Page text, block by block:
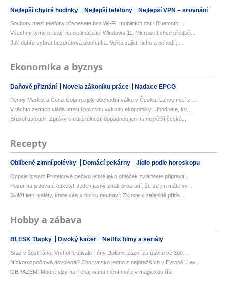
Nejlepší chytré hodinky Nejlepší telefony Nejlepší VPN – srovnání
Soubory mezi telefony přenesete bez Wi-Fi, mobilních dat i Bluetooth. ...
Všechny týmy pracují na optimalizaci Windows 11. Microsoft chce předbě...
Jak dobře vybrat bezdrátová sluchátka. Velká zajistí ticho a pohodlí, ...
Ekonomika a byznys
Daňové přiznání Novela zákoníku práce Nadace EPCG
Penny Market a Coca-Cola rozjely obchodní válku v Česku. Lahve mizí z ...
V těchto zemích vláda utratí i polovinu výkonu ekonomiky. Uhodnete, kd...
Brusel ustoupil. Zprávy o udržitelnosti dopadnou jen na největší české...
Recepty
Oblíbené zimní polévky Domácí pekárny Jídlo podle horoskopu
Oopsie bread: Proteinové pečivo lehké jako obláček zvládnete připravit...
Pozor na jedovaté cukety! Jeden jasný znak prozradí, že se jim máte vy...
Svěží letní saláty, které vás v horku neunaví: Zkuste k zelenině přida...
Hobby a zábava
BLESK Tlapky Divoký kačer Netflix filmy a seriály
Sraz v šest ráno. Vrchol festivalu Tóny Dolomit zazní za úsvitu ve 300...
Nízkorozpočtová dovolená? Chorvatsko jedno z nejdražších v Evropě! Lev...
OBRAZEM: Modré slzy na Tchaj-wanu mění moře v magickou říši